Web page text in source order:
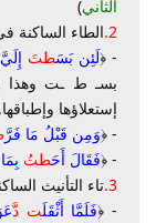
الثاني)
2. الطاء الساكنة
- ﴿لَئِن بَسَطتَ
بسـ ط ـت وهذا
إستعلاؤها وإطباقها.
- ﴿وَمِن قَبْلُ مَا فَرَّ
- ﴿فَقَالَ أَحَطتُ
3. تاء التأنيث
- ﴿فَلَمَّا أَثْقَلَت دَّ